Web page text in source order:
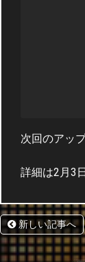
次回のアッ
詳細は2月3
新しい記事へ